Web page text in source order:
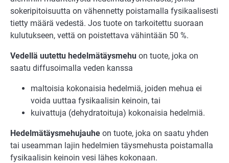
sokeripitoisuutta on vähennetty poistamalla fysikaalisesti
tietty määrä vedestä. Jos tuote on tarkoitettu suoraan
kulutukseen, vettä on poistettava vähintään 50 %.
Vedellä uutettu hedelmätäysmehu on tuote, joka on
saatu diffusoimalla veden kanssa
maltoisia kokonaisia hedelmiä, joiden mehua ei
voida uuttaa fysikaalisin keinoin, tai
kuivattuja (dehydratoituja) kokonaisia hedelmiä.
Hedelmätäysmehujauhe on tuote, joka on saatu yhden
tai useamman lajin hedelmien täysmehusta poistamalla
fysikaalisin keinoin vesi lähes kokonaan.